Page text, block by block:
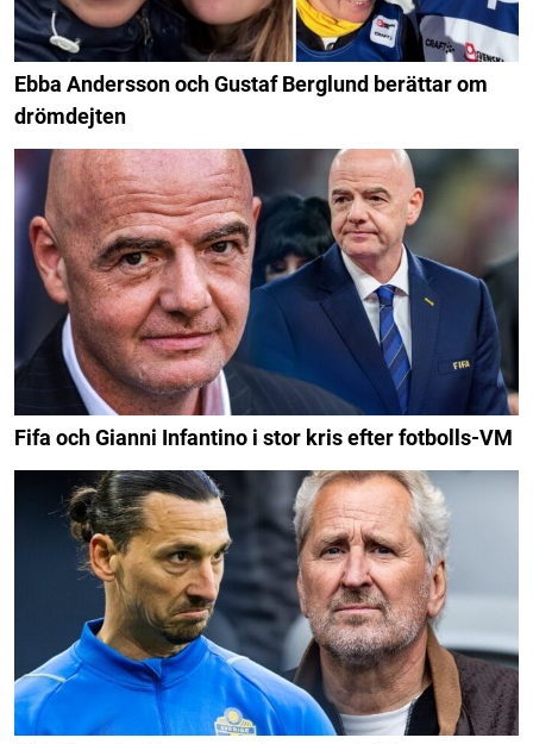
Ebba Andersson och Gustaf Berglund berättar om
drömdejten
Fifa och Gianni Infantino i stor kris efter fotbolls-VM